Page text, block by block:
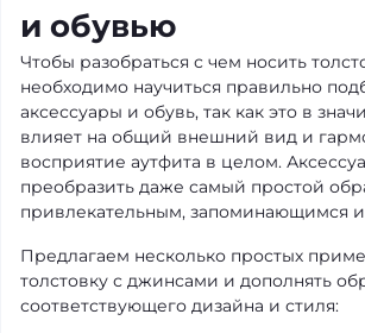
и обувью
Чтобы разобраться с чем носить
необходимо научиться правильно
аксессуары и обувь, так как это в
влияет на общий внешний вид и
восприятие аутфита в целом.
преобразить даже самый простой
привлекательным, запоминающимся
Предлагаем несколько простых
толстовку с джинсами и дополнять
соответствующего дизайна и стиля: